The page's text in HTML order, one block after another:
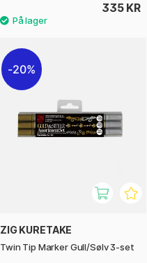
335 KR
20%
ZIG KURETAKE
Twin Tip Marker Gull/Sølv 3-set